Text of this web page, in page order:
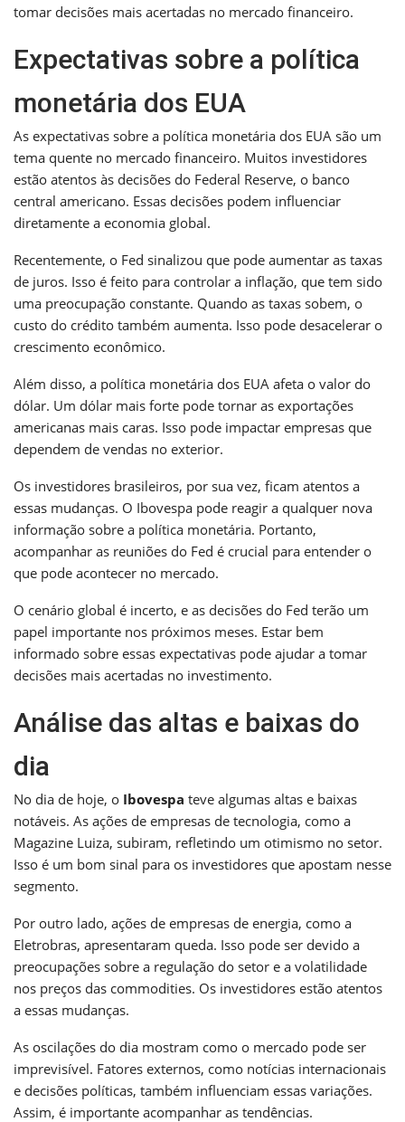
tomar decisões mais acertadas no mercado financeiro.
Expectativas sobre a política
monetária dos EUA
As expectativas sobre a política monetária dos EUA são um
tema quente no mercado financeiro. Muitos investidores
estão atentos às decisões do Federal Reserve, o banco
central americano. Essas decisões podem influenciar
diretamente a economia global.
Recentemente, o Fed sinalizou que pode aumentar as taxas
de juros. Isso é feito para controlar a inflação, que tem sido
uma preocupação constante. Quando as taxas sobem, o
custo do crédito também aumenta. Isso pode desacelerar o
crescimento econômico.
Além disso, a política monetária dos EUA afeta o valor do
dólar. Um dólar mais forte pode tornar as exportações
americanas mais caras. Isso pode impactar empresas que
dependem de vendas no exterior.
Os investidores brasileiros, por sua vez, ficam atentos a
essas mudanças. O Ibovespa pode reagir a qualquer nova
informação sobre a política monetária. Portanto,
acompanhar as reuniões do Fed é crucial para entender o
que pode acontecer no mercado.
O cenário global é incerto, e as decisões do Fed terão um
papel importante nos próximos meses. Estar bem
informado sobre essas expectativas pode ajudar a tomar
decisões mais acertadas no investimento.
Análise das altas e baixas do
dia
No dia de hoje, o Ibovespa teve algumas altas e baixas
notáveis. As ações de empresas de tecnologia, como a
Magazine Luiza, subiram, refletindo um otimismo no setor.
Isso é um bom sinal para os investidores que apostam nesse
segmento.
Por outro lado, ações de empresas de energia, como a
Eletrobras, apresentaram queda. Isso pode ser devido a
preocupações sobre a regulação do setor e a volatilidade
nos preços das commodities. Os investidores estão atentos
a essas mudanças.
As oscilações do dia mostram como o mercado pode ser
imprevisível. Fatores externos, como notícias internacionais
e decisões políticas, também influenciam essas variações.
Assim, é importante acompanhar as tendências.